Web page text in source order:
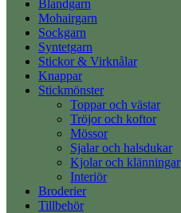
Blandgarn
Mohairgarn
Sockgarn
Syntetgarn
Stickor & Virknålar
Knappar
Stickmönster
Toppar och västar
Tröjor och koftor
Mössor
Sjalar och halsdukar
Kjolar och klänningar
Interiör
Broderier
Tillbehör